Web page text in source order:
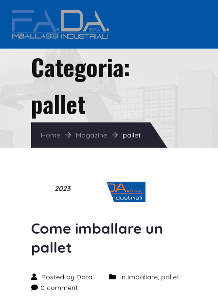
Categoria:
pallet
Home Magazine pallet
2023
Come imballare un
pallet
Posted by Data In imballare, pallet
0 comment